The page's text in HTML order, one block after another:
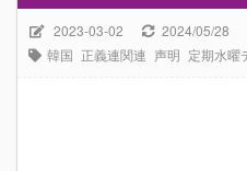
2023-03-02
2024/05/28
韓国 正義連関連 声明 定期水曜